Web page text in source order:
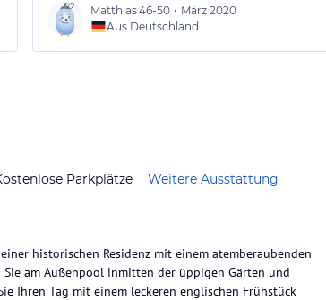
Matthias46-50 • März 2020
Aus Deutschland
Parkplätze Weitere Ausstattung
historischen Residenz mit einem atemberaubenden
am Außenpool inmitten der üppigen Gärten und
Ihren Tag mit einem leckeren englischen Frühstück